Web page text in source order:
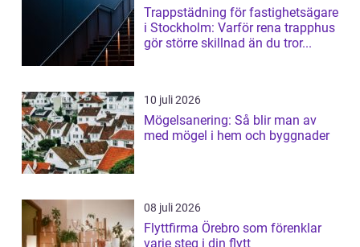
Trappstädning för fastighetsägare
i Stockholm: Varför rena trapphus
gör större skillnad än du tror...
10 juli 2026
Mögelsanering: Så blir man av
med mögel i hem och byggnader
08 juli 2026
Flyttfirma Örebro som förenklar
varje steg i din flytt